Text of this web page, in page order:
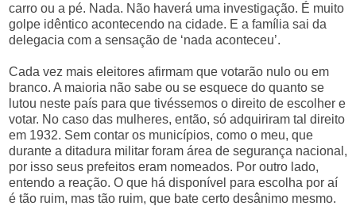
carro ou a pé. Nada. Não haverá uma investigação. É muito
golpe idêntico acontecendo na cidade. E a família sai da
delegacia com a sensação de ‘nada aconteceu’.
Cada vez mais eleitores afirmam que votarão nulo ou em
branco. A maioria não sabe ou se esquece do quanto se
lutou neste país para que tivéssemos o direito de escolher e
votar. No caso das mulheres, então, só adquiriram tal direito
em 1932. Sem contar os municípios, como o meu, que
durante a ditadura militar foram área de segurança nacional,
por isso seus prefeitos eram nomeados. Por outro lado,
entendo a reação. O que há disponível para escolha por aí
é tão ruim, mas tão ruim, que bate certo desânimo mesmo.